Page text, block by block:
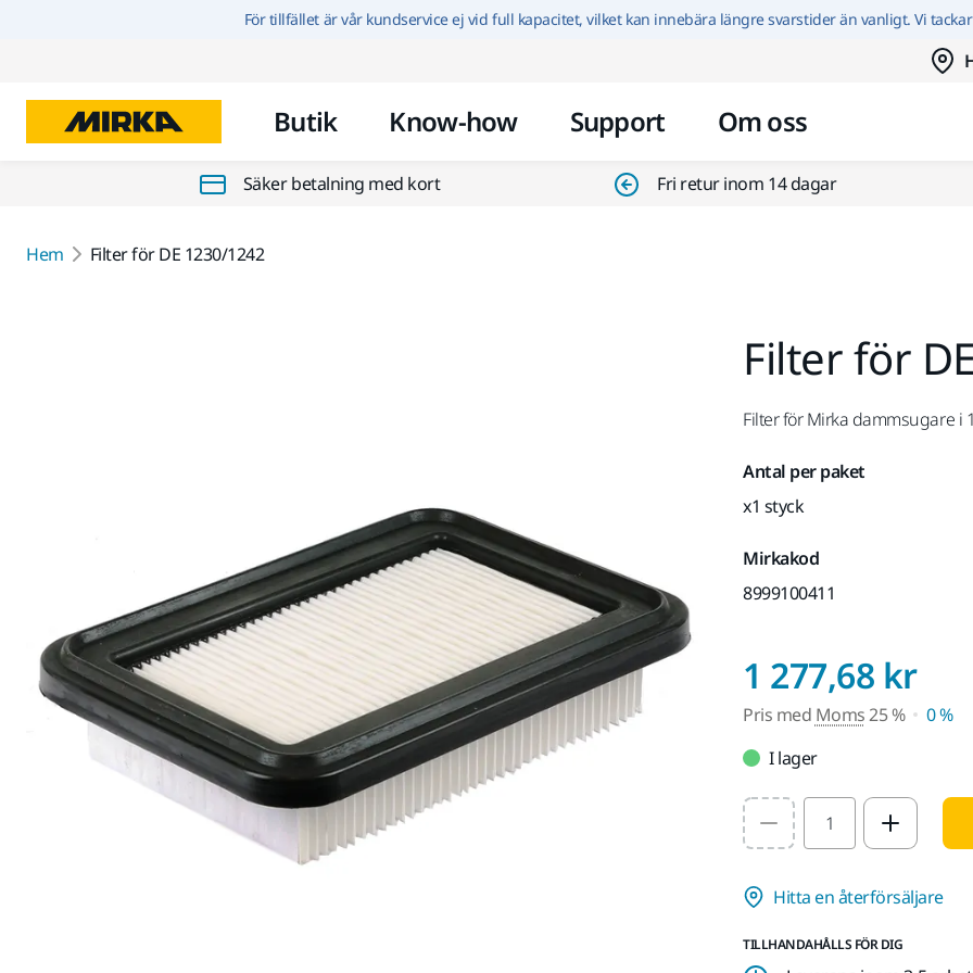
Hoppa till innehållet
För tillfället är vår kundservice ej vid full kapacitet, vilket kan innebära längre svarstider än vanligt. Vi
Butik Know-how Support Om oss
Säker betalning med kort Fri retur inom 14 dagar
Hem Filter för DE 1230/1242
Filter för
Filter för Mirka dammsugare i
Antal per paket
x1 styck
Mirkakod
8999100411
1 277,68 kr
Pris med Moms25 %
0 %
I lager
Select quantity value
Hitta en återförsäljare
TILLHANDAHÅLLS FÖR DIG